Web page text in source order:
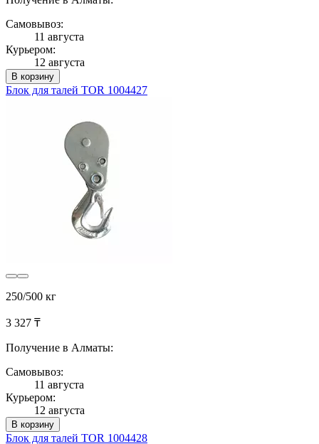
Самовывоз:
11 августа
Курьером:
12 августа
В корзину
Блок для талей TOR 1004427
250/500 кг
3 327 ₸
Получение в Алматы:
Самовывоз:
11 августа
Курьером:
12 августа
В корзину
Блок для талей TOR 1004428